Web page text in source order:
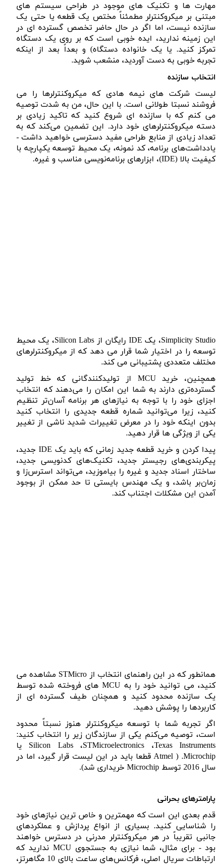
مهارت ها و تکنیک های موجود در طراحی سیستم های
مبتنی بر میکروکنترلر مطمئناً مختص یک قطعه یا حتی یک
سازنده نیست، اما اگر در حال حاضر تخصص گسترده ای در
این زمینه ندارید، ایده خوبی است که بر روی یک دستگاه
تمرکز کنید. یا یک خانواده دستگاه) و بعداً بعد از اینکه
تجربه خوبی به دست آوردید، منشعب شوید.
انتخاب سازنده
لیست شرکت های نیمه هادی که میکروکنترلرها را می
فروشند نسبتا طولانی است. با این حال، من به شدت توصیه
می کنم که با سازنده ای شروع کنید که تاکید زیادی بر
دسته میکروکنترلرهای خود دارد. این تضمین می‌کند که به
تعداد زیادی از منابع طراحی مفید دسترسی خواهید داشت -
یادداشت‌های برنامه، کد نمونه، یک محیط توسعه یکپارچه با
کیفیت بالا (IDE)، ابزارهای برنامه‌نویسی مناسب و غیره.
Simplicity Studio، یک IDE رایگان از Silicon Labs، یک محیط
توسعه را در اختیار شما قرار می دهد که از میکروکنترلرهای
مختلف متعددی پشتیبانی می کند.
همچنین، خریدMCU از تولیدکنندگانی که خط تولید
گسترده‌تری دارند به شما این امکان را می‌دهند که انتخاب
اجزای خود را با توجه به نیازهای هر برنامه آسان‌تر تنظیم
کنید، زیرا می‌توانید شماره قطعه جدیدی را انتخاب کنید
بدون اینکه خود را در معرض تغییرات شدید ناشی از تغییر
یکی از ویژگی ها قرار دهید.
پیدا کردن و خرید قطعه جدید زمانی که باید یک IDEجدید،
پیکربندی‌های رجیستر جدید، تکنیک‌های کدنویسی جدید،
ساختار اسناد جدید و غیره را بیاموزید، می‌تواند استرس‌زا و
زمان‌بر باشد، و یک مهندس بایستی تا حد ممکن از بوجود
آمدن این مشکلات اجتناب کند.
همانطور که در این راهنمای انتخاب از STMicro مشاهده می
کنید، می توانید خود را به MCUهای فروخته شده توسط
یک سازنده محدود کنید و همچنان طیف گسترده ای از
کاربردها را پوشش دهید.
اگر تجربه شما با توسعه میکروکنترلر هنوز نسبتاً محدود
است، توصیه می‌کنم یکی از سازندگان زیر را انتخاب کنید:
Texas Instruments، STMicroelectronics،Silicon Labs یا
Microchip
.
Atmel )قطعا باید در این لیست قرار گیرد، اما در
سال 2016 توسط
Microchip خریداری شد).
پارامترهای بحرانی
قدم بعدی این است که مهمترین و خاص ترین نیازهای خود
را شناسایی کنید. بسیاری از انواع پردازش و عملکردهای
جانبی تقریباً در هر میکروکنترلر مدرنی در دسترس خواهند
بود - برای مثال، شما نیازی به جستجویMCU ندارید که
ارتباطات سریال اصلی، فرکانس‌های ساعت بالای 10 مگاهرتز،